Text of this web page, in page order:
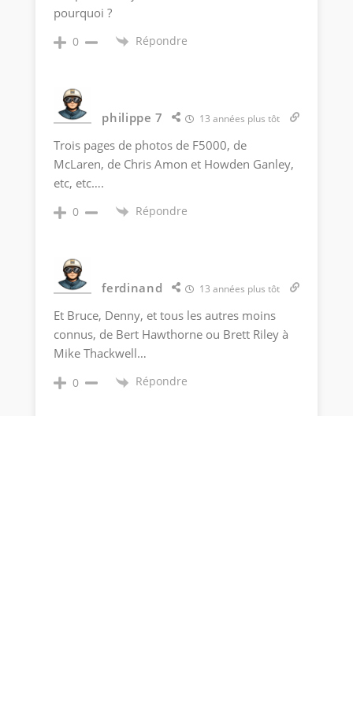
pourquoi ?
0 Répondre
philippe 7 13 années plus tôt
Trois pages de photos de F5000, de
McLaren, de Chris Amon et Howden Ganley,
etc, etc….
0 Répondre
ferdinand 13 années plus tôt
Et Bruce, Denny, et tous les autres moins
connus, de Bert Hawthorne ou Brett Riley à
Mike Thackwell…
0 Répondre